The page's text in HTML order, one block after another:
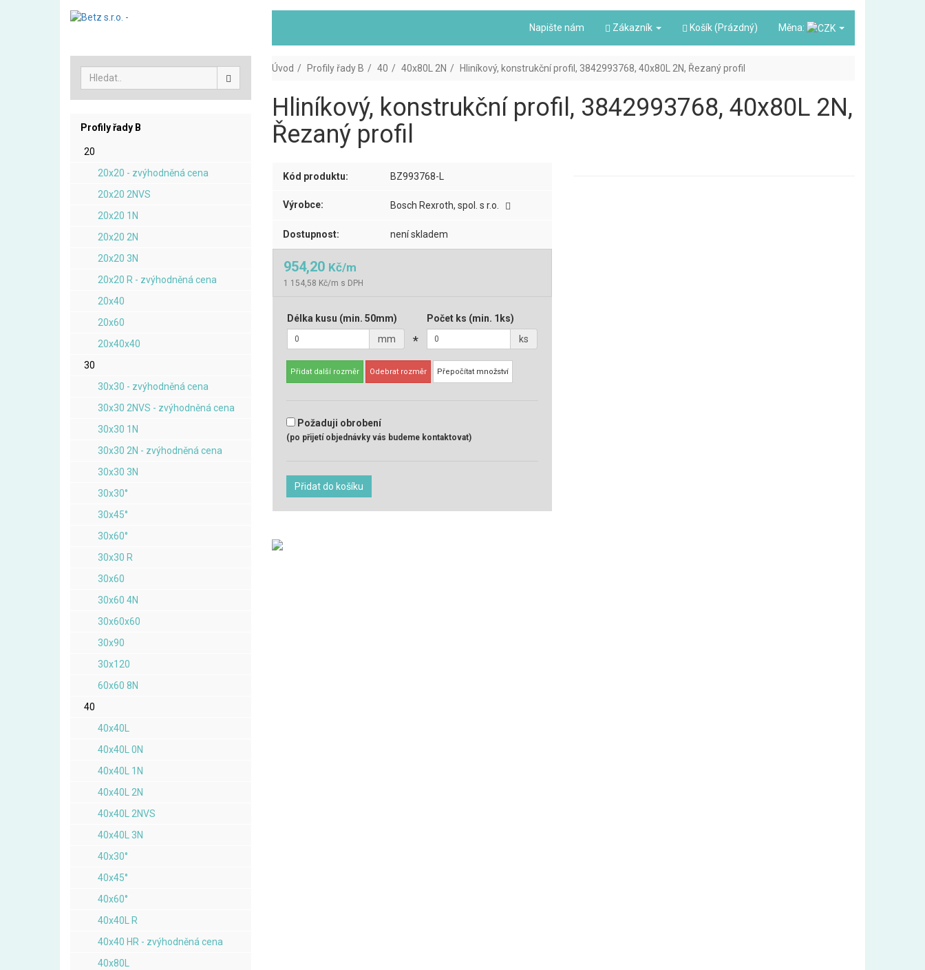
Napište nám Zákazník Košík (Prázdný) Měna:
Profily řady B
20
20x20 - zvýhodněná cena
20x20 2NVS
20x20 1N
20x20 2N
20x20 3N
20x20 R - zvýhodněná cena
20x40
20x60
20x40x40
30
30x30 - zvýhodněná cena
30x30 2NVS - zvýhodněná cena
30x30 1N
30x30 2N - zvýhodněná cena
30x30 3N
30x30°
30x45°
30x60°
30x30 R
30x60
30x60 4N
30x60x60
30x90
30x120
60x60 8N
40
40x40L
40x40L 0N
40x40L 1N
40x40L 2N
40x40L 2NVS
40x40L 3N
40x30°
40x45°
40x60°
40x40L R
40x40 HR - zvýhodněná cena
40x80L
Úvod Profily řady B 40 40x80L 2N Hliníkový, konstrukční profil, 3842993768, 40x80L 2N, Řezaný profil
Hliníkový, konstrukční profil, 3842993768, 40x80L 2N,
Řezaný profil
Kód produktu: BZ993768-L
Výrobce: Bosch Rexroth, spol. s r.o.
Dostupnost: není skladem
954,20 Kč/m
1 154,58 Kč/m s DPH
Délka kusu (min. 50mm)
mm
*
Počet ks (min. 1ks)
ks
Přidat další rozměr Odebrat rozměr Přepočítat množství
Požaduji obrobení
(po přijetí objednávky vás budeme kontaktovat)
Přidat do košíku